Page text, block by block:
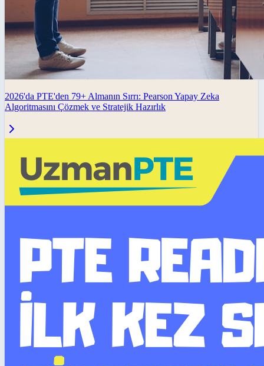
2026'da PTE'den 79+ Almanın Sırrı: Pearson Yapay Zeka
Algoritmasını Çözmek ve Stratejik Hazırlık